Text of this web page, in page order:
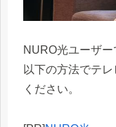
NURO光ユーザー
以下の方法でテ
ください。